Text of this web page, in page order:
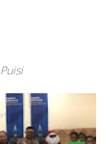
Puisi